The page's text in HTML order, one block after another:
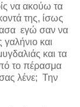
να ακούω τα
της, ίσως
εγώ σαν να
και
και τα
το πέρασμα
λένε; Την